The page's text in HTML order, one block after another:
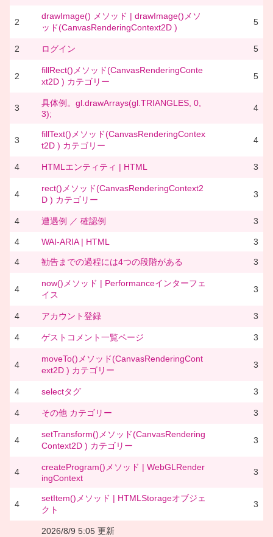
2
drawImage() メソッド | drawImage()メソ
ッド(CanvasRenderingContext2D )
5
2 ログイン 5
2
fillRect()メソッド(CanvasRenderingConte
xt2D ) カテゴリー
5
3
具体例。gl.drawArrays(gl.TRIANGLES, 0,
3);
4
3
fillText()メソッド(CanvasRenderingContex
t2D ) カテゴリー
4
4 HTMLエンティティ | HTML 3
4
rect()メソッド(CanvasRenderingContext2
D ) カテゴリー
3
4 遭遇例 ／ 確認例 3
4 WAI-ARIA | HTML 3
4 勧告までの過程には4つの段階がある 3
4
now()メソッド | Performanceインターフェ
イス
3
4 アカウント登録 3
4 ゲストコメント一覧ページ 3
4
moveTo()メソッド(CanvasRenderingCont
ext2D ) カテゴリー
3
4 selectタグ 3
4 その他 カテゴリー 3
4
setTransform()メソッド(CanvasRendering
Context2D ) カテゴリー
3
4
createProgram()メソッド | WebGLRender
ingContext
3
4
setItem()メソッド | HTMLStorageオブジェ
クト
3
2026/8/9 5:05 更新